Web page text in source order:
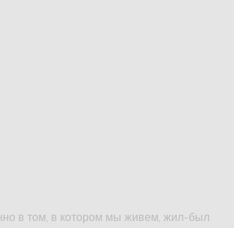
в том, в котором мы живем, жил-был